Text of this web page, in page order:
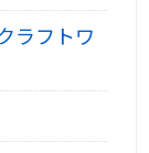
ラフトワ